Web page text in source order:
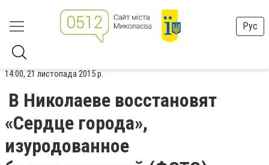
Рус
14:00, 21 листопада 2015 р.
В Николаеве восстановят
«Сердце города»,
изуродованное